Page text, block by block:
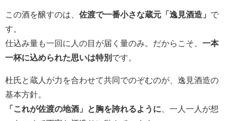
この酒を醸すのは、 佐渡で一番小さな蔵元「逸見酒造」 で
す。
仕込み量も一回に人の目が届く量のみ。だからこそ、 一本
一杯に込められた思いは特別 です。
杜氏と蔵人が力を合わせて共同でのぞむのが、逸見酒造の
基本方針。
「これが佐渡の地酒」と胸を誇れるように 、一人一人が想